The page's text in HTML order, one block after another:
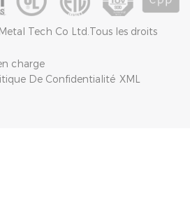
Tech Co Ltd.Tous les droits
charge
De Confidentialité XML